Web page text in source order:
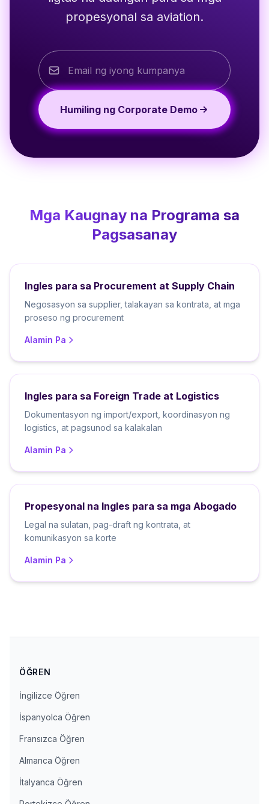
propesyonal sa aviation.
Humiling ng Corporate Demo
Mga Kaugnay na Programa sa
Pagsasanay
Ingles para sa Procurement at Supply Chain
Negosasyon sa supplier, talakayan sa kontrata, at mga
proseso ng procurement
Alamin Pa
Ingles para sa Foreign Trade at Logistics
Dokumentasyon ng import/export, koordinasyon ng
logistics, at pagsunod sa kalakalan
Alamin Pa
Propesyonal na Ingles para sa mga Abogado
Legal na sulatan, pag-draft ng kontrata, at
komunikasyon sa korte
Alamin Pa
ÖĞREN
İngilizce Öğren
İspanyolca Öğren
Fransızca Öğren
Almanca Öğren
İtalyanca Öğren